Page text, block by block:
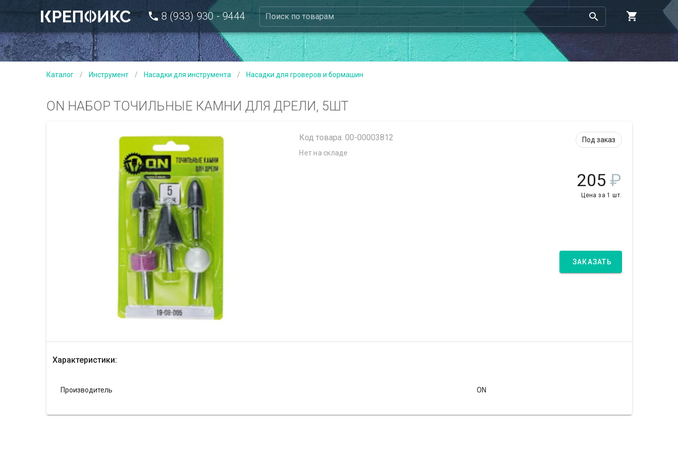
8 (933) 930 - 9444 Поиск по товарам
Каталог / Инструмент / Насадки для инструмента / Насадки для гроверов и бормашин
ON НАБОР ТОЧИЛЬНЫЕ КАМНИ ДЛЯ ДРЕЛИ, 5ШТ
Код товара: 00-00003812
Нет на складе
Под заказ
205 ₽
Цена за 1 шт.
ЗАКАЗАТЬ
Характеристики:
Производитель ON